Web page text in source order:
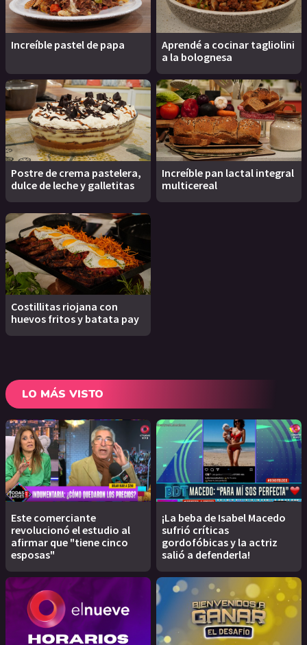
Increíble pastel de papa
Aprendé a cocinar tagliolini
a la bolognesa
Postre de crema pastelera,
dulce de leche y galletitas
Increíble pan lactal integral
multicereal
Costillitas riojana con
huevos fritos y batata pay
LO MÁS VISTO
Este comerciante
revolucionó el estudio al
afirmar que "tiene cinco
esposas"
¡La beba de Isabel Macedo
sufrió críticas
gordofóbicas y la actriz
salió a defenderla!